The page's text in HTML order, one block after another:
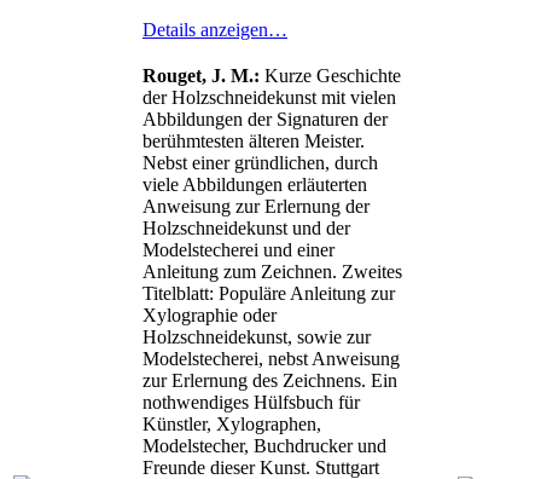
Details anzeigen…
Rouget, J. M.: Kurze Geschichte
der Holzschneidekunst mit vielen
Abbildungen der Signaturen der
berühmtesten älteren Meister.
Nebst einer gründlichen, durch
viele Abbildungen erläuterten
Anweisung zur Erlernung der
Holzschneidekunst und der
Modelstecherei und einer
Anleitung zum Zeichnen. Zweites
Titelblatt: Populäre Anleitung zur
Xylographie oder
Holzschneidekunst, sowie zur
Modelstecherei, nebst Anweisung
zur Erlernung des Zeichnens. Ein
nothwendiges Hülfsbuch für
Künstler, Xylographen,
Modelstecher, Buchdrucker und
Freunde dieser Kunst. Stuttgart